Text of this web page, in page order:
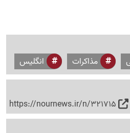
مذاکرات انگلیس
https://nournews.ir/n/321715